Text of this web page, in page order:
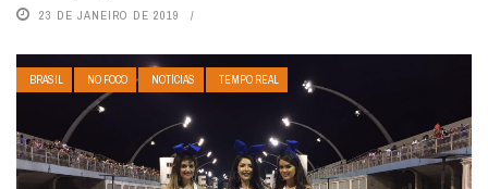
23 DE JANEIRO DE 2019
BRASIL NO FOCO NOTÍCIAS TEMPO REAL